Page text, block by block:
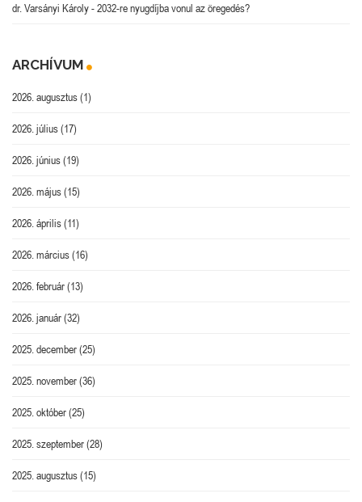
dr. Varsányi Károly-2032-re nyugdíjba vonul az öregedés?
ARCHÍVUM
2026. augusztus(1)
2026. július(17)
2026. június(19)
2026. május(15)
2026. április(11)
2026. március(16)
2026. február(13)
2026. január(32)
2025. december(25)
2025. november(36)
2025. október(25)
2025. szeptember(28)
2025. augusztus(15)